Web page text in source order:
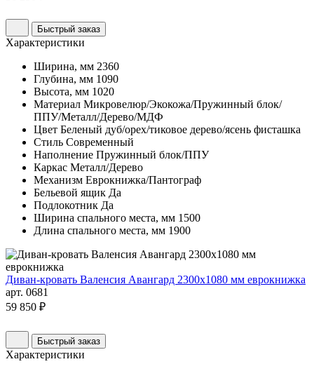
Быстрый заказ
Характеристики
Ширина, мм 2360
Глубина, мм 1090
Высота, мм 1020
Материал Микровелюр/Экокожа/Пружинный блок/
ППУ/Металл/Дерево/МДФ
Цвет Беленый дуб/орех/тиковое дерево/ясень фисташка
Стиль Современный
Наполнение Пружинный блок/ППУ
Каркас Металл/Дерево
Механизм Еврокнижка/Пантограф
Бельевой ящик Да
Подлокотник Да
Ширина спального места, мм 1500
Длина спального места, мм 1900
Диван-кровать Валенсия Авангард 2300х1080 мм еврокнижка
арт. 0681
59 850 ₽
Быстрый заказ
Характеристики